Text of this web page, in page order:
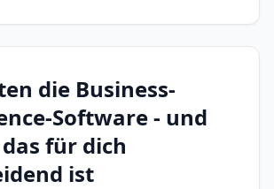
die Business-
Software - und
für dich
ist